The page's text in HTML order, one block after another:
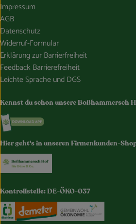
Impressum
AGB
Datenschutz
Widerruf-Formular
Erklärung zur Barrierfreiheit
Feedback Barrierefreiheit
Leichte Sprache und DGS
Kennst du schon unsere Boßhammersch
Externer Link zu https://
Hier geht's in unseren Firmenkunden-
Kontrollstelle: DE-ÖKO-037
Externer Link zu https://Externer Link zu https://